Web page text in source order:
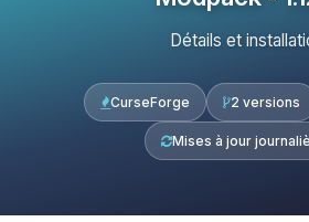
Détails et
CurseForge 2 versions
Mises à jour